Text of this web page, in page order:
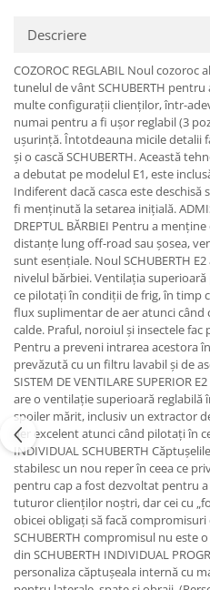
Descriere
COZOROC REGLABIL Noul
tunelul de vânt SCHUBERTH
multe configurații clienților, într-
numai pentru a fi ușor reglabil (3
ușurință. Întotdeauna micile detalii
și o cască SCHUBERTH. Această
a debutat pe modelul E1, este
Indiferent dacă casca este
fi menținută la setarea inițială.
DREPTUL BĂRBIEI Pentru a
distanțe lung off-road sau șosea,
sunt esențiale. Noul SCHUBERTH
nivelul bărbiei. Ventilația
ce pilotați în condiții de frig, în timp
flux suplimentar de aer atunci
calde. Praful, noroiul și insectele
Pentru a preveni intrarea acestora
prevăzută cu un filtru lavabil și de
SISTEM DE VENTILARE SUPERIOR
are o ventilație superioară reglabilă
spoiler mărit, inclusiv un extractor
aer excelent atunci când pilotați în
INDIVIDUAL SCHUBERTH
stabilesc un nou reper în ceea ce
pentru cap a fost dezvoltat pentru
tuturor clienților noștri, dar cei cu
obicei obligați să facă
SCHUBERTH compromisul nu este
din SCHUBERTH INDIVIDUAL
personaliza căptușeala internă cu